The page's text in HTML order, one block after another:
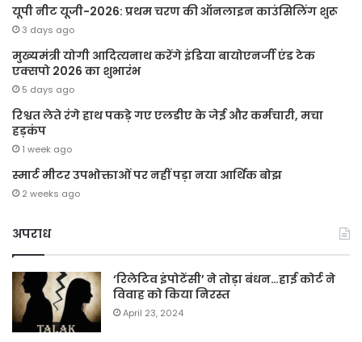
यूपी नीट यूजी-2026: प्रथम चरण की ऑनलाइन काउंसिलिंग शुरू
3 days ago
मुख्यमंत्री योगी आदित्यनाथ करेंगे इंडिया बायोएनर्जी एंड टेक
एक्सपो 2026 का शुभारंभ
5 days ago
रिश्वत लेते रंगे हाथ पकड़े गए एलडीए के जेई और कर्मचारी, मचा
हड़कंप
1 week ago
स्मार्ट मीटर उपभोक्ताओं पर नहीं पड़ा नया आर्थिक बोझ
2 weeks ago
अपराध
‘रिलेटिव इंपोटेंसी’ ने तोड़ा बंधन…हाई कोर्ट ने
विवाह को किया निरस्त
April 23, 2024